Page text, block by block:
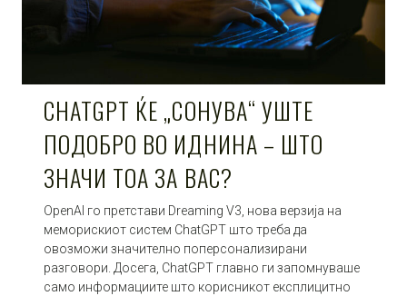
CHATGPT ЌЕ „СОНУВА“ УШТЕ
ПОДОБРО ВО ИДНИНА – ШТО
ЗНАЧИ ТОА ЗА ВАС?
OpenAI го претстави Dreaming V3, нова верзија на
меморискиот систем ChatGPT што треба да
овозможи значително поперсонализирани
разговори. Досега, ChatGPT главно ги запомнуваше
само информациите што корисникот експлицитно